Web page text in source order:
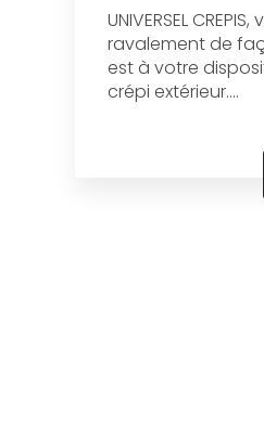
UNIVERSEL
ravalement de
est à votre
crépi extérieur....